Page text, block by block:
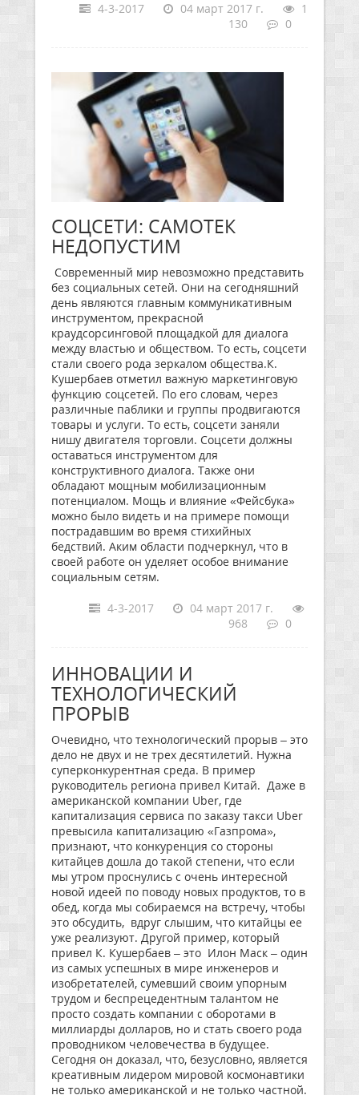
4-3-2017 04 март 2017 г.
1
130
0
СОЦСЕТИ: САМОТЕК
НЕДОПУСТИМ
Современный мир невозможно представить
без социальных сетей. Они на сегодняшний
день являются главным коммуникативным
инструментом, прекрасной
краудсорсинговой площадкой для диалога
между властью и обществом. То есть, соцсети
стали своего рода зеркалом общества.К.
Кушербаев отметил важную маркетинговую
функцию соцсетей. По его словам, через
различные паблики и группы продвигаются
товары и услуги. То есть, соцсети заняли
нишу двигателя торговли. Соцсети должны
оставаться инструментом для
конструктивного диалога. Также они
обладают мощным мобилизационным
потенциалом. Мощь и влияние «Фейсбука»
можно было видеть и на примере помощи
пострадавшим во время стихийных
бедствий. Аким области подчеркнул, что в
своей работе он уделяет особое внимание
социальным сетям.
4-3-2017
04 март 2017 г.
968
0
ИННОВАЦИИ И
ТЕХНОЛОГИЧЕСКИЙ
ПРОРЫВ
Очевидно, что технологический прорыв – это
дело не двух и не трех десятилетий. Нужна
суперконкурентная среда. В пример
руководитель региона привел Китай. Даже в
американской компании Uber, где
капитализация сервиса по заказу такси Uber
превысила капитализацию «Газпрома»,
признают, что конкуренция со стороны
китайцев дошла до такой степени, что если
мы утром проснулись с очень интересной
новой идеей по поводу новых продуктов, то в
обед, когда мы собираемся на встречу, чтобы
это обсудить, вдруг слышим, что китайцы ее
уже реализуют. Другой пример, который
привел К. Кушербаев – это Илон Маск – один
из самых успешных в мире инженеров и
изобретателей, сумевший своим упорным
трудом и беспрецедентным талантом не
просто создать компании с оборотами в
миллиарды долларов, но и стать своего рода
проводником человечества в будущее.
Сегодня он доказал, что, безусловно, является
креативным лидером мировой космонавтики
не только американской и не только частной.